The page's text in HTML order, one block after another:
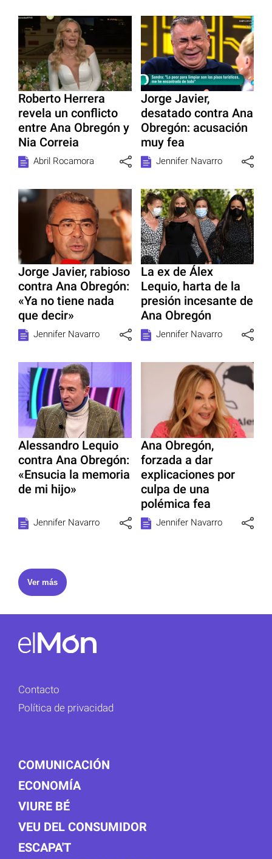
Roberto Herrera
revela un conflicto
entre Ana Obregón y
Nia Correia
Abril Rocamora
Jorge Javier,
desatado contra Ana
Obregón: acusación
muy fea
Jennifer Navarro
Jorge Javier, rabioso
contra Ana Obregón:
«Ya no tiene nada
que decir»
Jennifer Navarro
La ex de Álex
Lequio, harta de la
presión incesante de
Ana Obregón
Jennifer Navarro
Alessandro Lequio
contra Ana Obregón:
«Ensucia la memoria
de mi hijo»
Jennifer Navarro
Ana Obregón,
forzada a dar
explicaciones por
culpa de una
polémica fea
Jennifer Navarro
Ver más
Contacto
Política de privacidad
COMUNICACIÓN
ECONOMÍA
VIURE BÉ
VEU DEL CONSUMIDOR
ESCAPA'T